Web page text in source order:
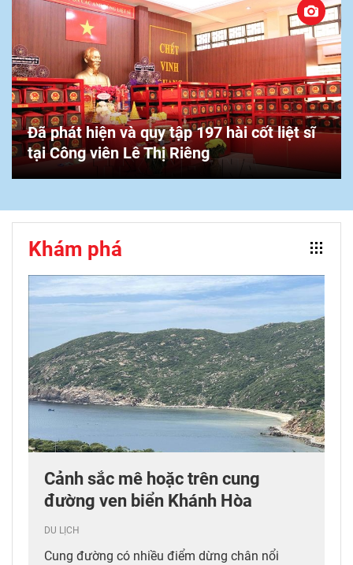
Đã phát hiện và quy tập 197 hài cốt liệt sĩ
tại Công viên Lê Thị Riêng
Khám phá
Cảnh sắc mê hoặc trên cung
đường ven biển Khánh Hòa
DU LỊCH
Cung đường có nhiều điểm dừng chân nổi